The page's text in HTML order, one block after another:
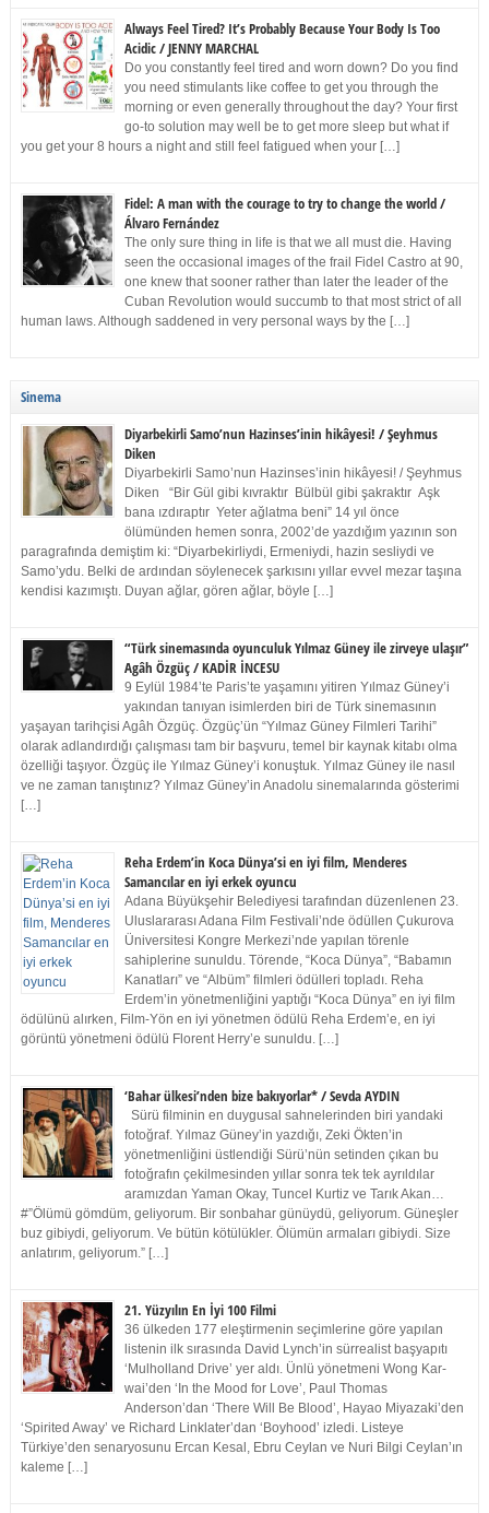
Always Feel Tired? It’s Probably Because Your Body Is Too
Acidic / JENNY MARCHAL
Do you constantly feel tired and worn down? Do you find
you need stimulants like coffee to get you through the
morning or even generally throughout the day? Your first
go-to solution may well be to get more sleep but what if
you get your 8 hours a night and still feel fatigued when your […]
Fidel: A man with the courage to try to change the world /
Álvaro Fernández
The only sure thing in life is that we all must die. Having
seen the occasional images of the frail Fidel Castro at 90,
one knew that sooner rather than later the leader of the
Cuban Revolution would succumb to that most strict of all
human laws. Although saddened in very personal ways by the […]
Sinema
Diyarbekirli Samo’nun Hazinses’inin hikâyesi! / Şeyhmus
Diken
Diyarbekirli Samo’nun Hazinses’inin hikâyesi! / Şeyhmus
Diken “Bir Gül gibi kıvraktır Bülbül gibi şakraktır Aşk
bana ızdıraptır Yeter ağlatma beni” 14 yıl önce
ölümünden hemen sonra, 2002’de yazdığım yazının son
paragrafında demiştim ki: “Diyarbekirliydi, Ermeniydi, hazin sesliydi ve
Samo’ydu. Belki de ardından söylenecek şarkısını yıllar evvel mezar taşına
kendisi kazımıştı. Duyan ağlar, gören ağlar, böyle […]
“Türk sinemasında oyunculuk Yılmaz Güney ile zirveye ulaşır”
Agâh Özgüç / KADİR İNCESU
9 Eylül 1984’te Paris’te yaşamını yitiren Yılmaz Güney’i
yakından tanıyan isimlerden biri de Türk sinemasının
yaşayan tarihçisi Agâh Özgüç. Özgüç’ün “Yılmaz Güney Filmleri Tarihi”
olarak adlandırdığı çalışması tam bir başvuru, temel bir kaynak kitabı olma
özelliği taşıyor. Özgüç ile Yılmaz Güney’i konuştuk. Yılmaz Güney ile nasıl
ve ne zaman tanıştınız? Yılmaz Güney’in Anadolu sinemalarında gösterimi
[…]
Reha Erdem’in Koca Dünya’si en iyi film, Menderes
Samancılar en iyi erkek oyuncu
Adana Büyükşehir Belediyesi tarafından düzenlenen 23.
Uluslararası Adana Film Festivali’nde ödüllen Çukurova
Üniversitesi Kongre Merkezi’nde yapılan törenle
sahiplerine sunuldu. Törende, “Koca Dünya”, “Babamın
Kanatları” ve “Albüm” filmleri ödülleri topladı. Reha
Erdem’in yönetmenliğini yaptığı “Koca Dünya” en iyi film
ödülünü alırken, Film-Yön en iyi yönetmen ödülü Reha Erdem’e, en iyi
görüntü yönetmeni ödülü Florent Herry’e sunuldu. […]
‘Bahar ülkesi’nden bize bakıyorlar* / Sevda AYDIN
Sürü filminin en duygusal sahnelerinden biri yandaki
fotoğraf. Yılmaz Güney’in yazdığı, Zeki Ökten’in
yönetmenliğini üstlendiği Sürü’nün setinden çıkan bu
fotoğrafın çekilmesinden yıllar sonra tek tek ayrıldılar
aramızdan Yaman Okay, Tuncel Kurtiz ve Tarık Akan…
#”Ölümü gömdüm, geliyorum. Bir sonbahar günüydü, geliyorum. Güneşler
buz gibiydi, geliyorum. Ve bütün kötülükler. Ölümün armaları gibiydi. Size
anlatırım, geliyorum.” […]
21. Yüzyılın En İyi 100 Filmi
36 ülkeden 177 eleştirmenin seçimlerine göre yapılan
listenin ilk sırasında David Lynch’in sürrealist başyapıtı
‘Mulholland Drive’ yer aldı. Ünlü yönetmeni Wong Kar-
wai’den ‘In the Mood for Love’, Paul Thomas
Anderson’dan ‘There Will Be Blood’, Hayao Miyazaki’den
‘Spirited Away’ ve Richard Linklater’dan ‘Boyhood’ izledi. Listeye
Türkiye’den senaryosunu Ercan Kesal, Ebru Ceylan ve Nuri Bilgi Ceylan’ın
kaleme […]